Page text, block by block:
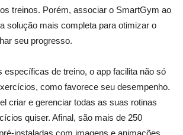
treinos. Porém, associar o SmartGym ao
solução mais completa para otimizar o
seu progresso.
específicas de treino, o app facilita não só
como favorece seu desempenho.
criar e gerenciar todas as suas rotinas
quiser. Afinal, são mais de 250
instaladas com imagens e animações